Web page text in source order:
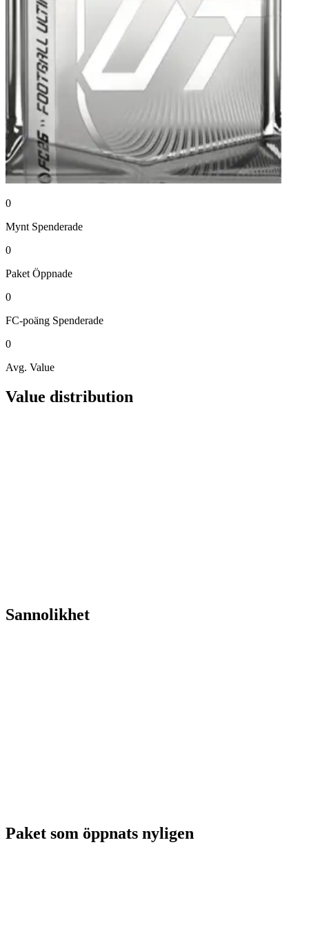
0
Mynt Spenderade
0
Paket Öppnade
0
FC-poäng Spenderade
0
Avg. Value
Value distribution
Sannolikhet
Paket som öppnats nyligen